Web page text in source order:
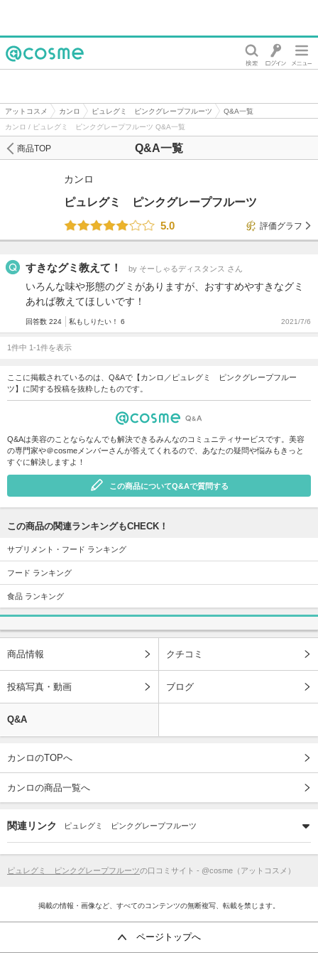
アットコスメ カンロ ピュレグミ ピンクグレープフルーツ
Q&A一覧
カンロ / ピュレグミ ピンクグレープフルーツ Q&A一覧
Q&A一覧
商品TOP
カンロ
ピュレグミ ピンクグレープフルーツ
5.0
評価グラフ
すきなグミ教えて！ by そーしゃるディスタンス さん
いろんな味や形態のグミがありますが、おすすめやすきなグミ
あれば教えてほしいです！
回答数 224 私もしりたい！ 6 2021/7/6
1件中 1-1件を表示
ここに掲載されているのは、Q&Aで【カンロ／ピュレグミ ピンクグレープフルー
ツ】に関する投稿を抜粋したものです。
Q&Aは美容のことならなんでも解決できるみんなのコミュニティサービスです。美容
の専門家や＠cosmeメンバーさんが答えてくれるので、あなたの疑問や悩みもきっと
すぐに解決しますよ！
この商品についてQ&Aで質問する
この商品の関連ランキングもCHECK！
サプリメント・フード ランキング
フード ランキング
食品 ランキング
商品情報 クチコミ
投稿写真・動画 ブログ
Q&A
カンロのTOPへ
カンロの商品一覧へ
関連リンク ピュレグミ ピンクグレープフルーツ
ピュレグミ ピンクグレープフルーツの口コミサイト - @cosme（アットコスメ）
掲載の情報・画像など、すべてのコンテンツの無断複写、転載を禁じます。
ページトップへ